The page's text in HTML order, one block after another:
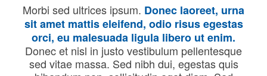
Morbi sed ultrices ipsum. Donec laoreet, urna
sit amet mattis eleifend, odio risus egestas
orci, eu malesuada ligula libero ut enim.
Donec et nisl in justo vestibulum pellentesque
sed vitae massa. Sed nibh dui, egestas quis